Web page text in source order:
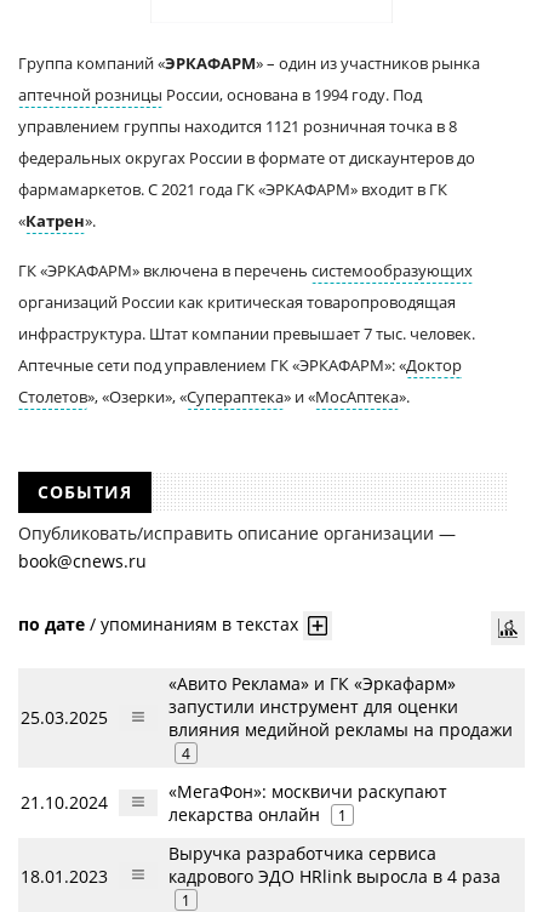
Группа компаний «ЭРКАФАРМ» – один из участников рынка
аптечной розницы России, основана в 1994 году. Под
управлением группы находится 1121 розничная точка в 8
федеральных округах России в формате от дискаунтеров до
фармамаркетов. С 2021 года ГК «ЭРКАФАРМ» входит в ГК
«Катрен».
ГК «ЭРКАФАРМ» включена в перечень системообразующих
организаций России как критическая товаропроводящая
инфраструктура. Штат компании превышает 7 тыс. человек.
Аптечные сети под управлением ГК «ЭРКАФАРМ»: «Доктор
Столетов», «Озерки», «Супераптека» и «МосАптека».
СОБЫТИЯ
Опубликовать/исправить описание организации —
book@cnews.ru
по дате / упоминаниям в текстах
25.03.2025
«Авито Реклама» и ГК «Эркафарм»
запустили инструмент для оценки
влияния медийной рекламы на продажи
4
21.10.2024
«МегаФон»: москвичи раскупают
лекарства онлайн
1
18.01.2023
Выручка разработчика сервиса
кадрового ЭДО HRlink выросла в 4 раза
1